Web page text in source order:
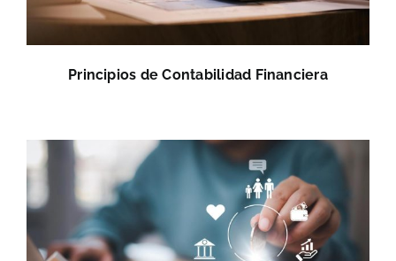
Principios de Contabilidad Financiera